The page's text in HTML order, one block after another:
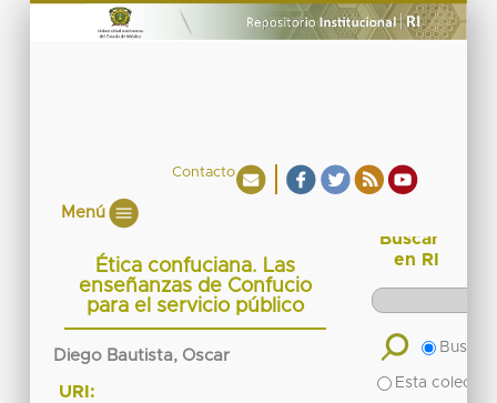
Contacto
Menú
Ética confuciana. Las
enseñanzas de Confucio
para el servicio público
Diego Bautista, Oscar
URI:
Buscar
en RI
Buscar
Esta